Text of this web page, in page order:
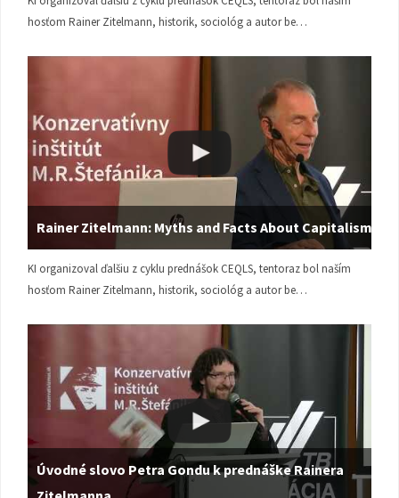
hosťom Rainer Zitelmann, historik, sociológ a autor be…
Rainer Zitelmann: Myths and Facts About Capitalism
KI organizoval ďalšiu z cyklu prednášok CEQLS, tentoraz bol naším
hosťom Rainer Zitelmann, historik, sociológ a autor be…
Úvodné slovo Petra Gondu k prednáške Rainera